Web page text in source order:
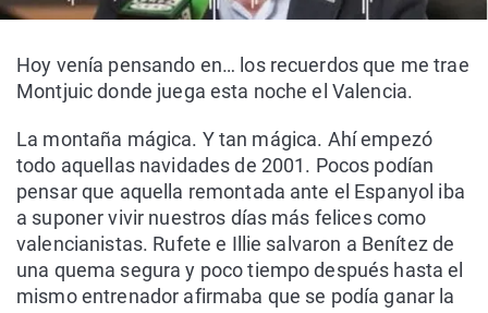
Hoy venía pensando en… los recuerdos que me trae
Montjuic donde juega esta noche el Valencia.
La montaña mágica. Y tan mágica. Ahí empezó
todo aquellas navidades de 2001. Pocos podían
pensar que aquella remontada ante el Espanyol iba
a suponer vivir nuestros días más felices como
valencianistas. Rufete e Illie salvaron a Benítez de
una quema segura y poco tiempo después hasta el
mismo entrenador afirmaba que se podía ganar la